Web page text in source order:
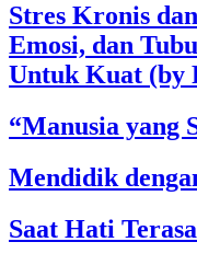
Stres Kronis
Emosi, dan
Untuk Kuat (by
“Manusia yang
Mendidik
Saat Hati